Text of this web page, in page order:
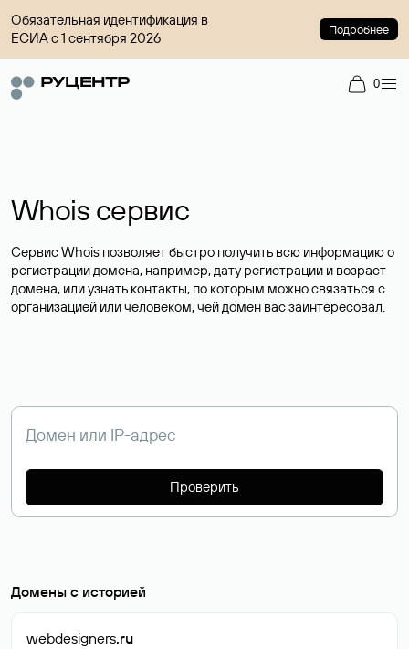
Обязательная идентификация в
ЕСИА с 1 сентября 2026
Подробнее
0
Whois сервис
Сервис Whois позволяет быстро получить всю информацию о
регистрации домена, например, дату регистрации и возраст
домена, или узнать контакты, по которым можно связаться с
организацией или человеком, чей домен вас заинтересовал.
Проверить
Домены с историей
webdesigners.ru